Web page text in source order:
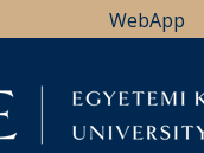
WebApp